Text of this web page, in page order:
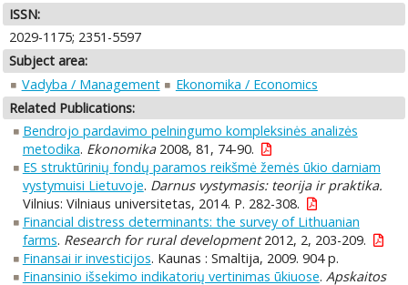
ISSN:
2029-1175; 2351-5597
Subject area:
Vadyba / Management
Ekonomika / Economics
Related Publications:
Bendrojo pardavimo pelningumo kompleksinės analizės
metodika. Ekonomika2008, 81, 74-90.
ES struktūrinių fondų paramos reikšmė žemės ūkio darniam
vystymuisi Lietuvoje. Darnus vystymasis: teorija ir praktika.
Vilnius: Vilniaus universitetas, 2014. P. 282-308.
Financial distress determinants: the survey of Lithuanian
farms. Research for rural development2012, 2, 203-209.
Finansai ir investicijos. Kaunas : Smaltija, 2009. 904 p.
Finansinio išsekimo indikatorių vertinimas ūkiuose. Apskaitos